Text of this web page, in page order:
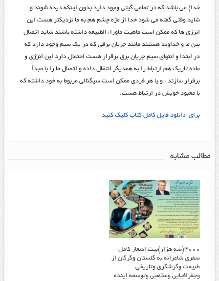
خدا) می باشد که در تمامی گیتی وجود دارد بدون اینکه دیده شوند و
شاید وقتی گفته می شود خدا از مژه چشم هم به ما نزدیکتر هست این
انرژی ها که ممکن است ماهیت ماوراء الطبیعه داشته باشند شاید اتصال
بین ما و خداوند هستند مانند جریان برقی که در یک سیم وجود دارد که
در ابتدا و انتهای سیم جریان برق برقرار هست احتمال دارد این انرژی و
ماده تاریک هم ارتباط را به همدیگر انتقال داده و اتصال ما را با مبدأ
برقرار سازند . و یا هر فردی ممکن است سیگنالی مربوط به خود داشته که
با معبود خویش در ارتباط هست.
برای دانلود فایل کامل کتاب کلیک کنید
مطالب مشابه
۳۰۰۰(سه هزار)بیت اشعار کامل
سفری شاعرانه به گلستان وگرگان از
طبیعت وگرشگری وتاریخی
وجغرافیایی ومذهبی وتوسعه اینده